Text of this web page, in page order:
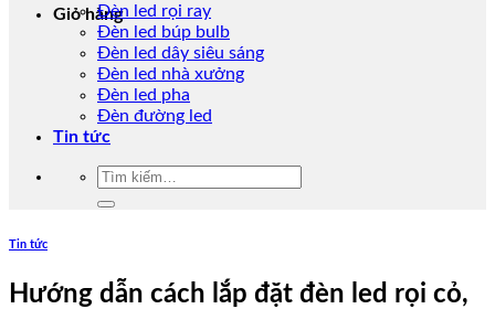
Giỏ hàngĐèn led rọi ray
Đèn led búp bulb
Đèn led dây siêu sáng
Đèn led nhà xưởng
Đèn led pha
Đèn đường led
Tin tức
Tìm
Tin tức
Hướng dẫn cách lắp đặt đèn led rọi cỏ,